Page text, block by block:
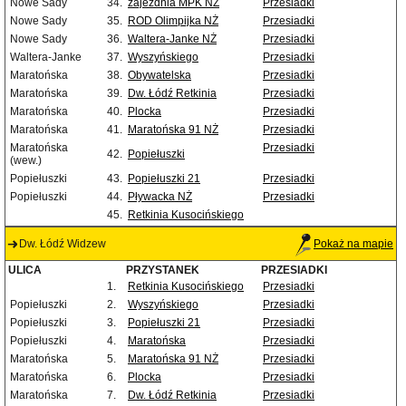
Nowe Sady 34. zajezdnia MPK NŻ
Przesiadki
Nowe Sady
35. ROD Olimpijka NŻ
Przesiadki
Nowe Sady
36. Waltera-Janke NŻ
Przesiadki
Waltera-Janke
37. Wyszyńskiego
Przesiadki
Maratońska
38. Obywatelska
Przesiadki
Maratońska
39. Dw. Łódź Retkinia
Przesiadki
Maratońska
40. Plocka
Przesiadki
Maratońska
41. Maratońska 91 NŻ
Przesiadki
Maratońska
(wew.)
42. Popiełuszki Przesiadki
Popiełuszki 43. Popiełuszki 21
Przesiadki
Popiełuszki
44. Pływacka NŻ
Przesiadki
45. Retkinia Kusocińskiego
Dw. Łódź Widzew Pokaż na mapie
ULICA PRZYSTANEK
PRZESIADKI
1.
Retkinia Kusocińskiego
Przesiadki
Popiełuszki
2. Wyszyńskiego
Przesiadki
Popiełuszki
3. Popiełuszki 21
Przesiadki
Popiełuszki
4. Maratońska
Przesiadki
Maratońska
5. Maratońska 91 NŻ
Przesiadki
Maratońska
6. Plocka
Przesiadki
Maratońska
7. Dw. Łódź Retkinia Przesiadki